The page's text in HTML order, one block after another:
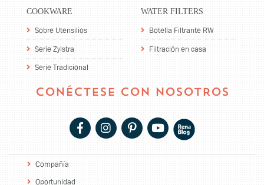
COOKWARE
Sobre Utensilios
Serie Zylstra
Serie Tradicional
WATER FILTERS
Botella Filtrante RW
Filtración en casa
CONÉCTESE CON NOSOTROS
Compañía
Oportunidad